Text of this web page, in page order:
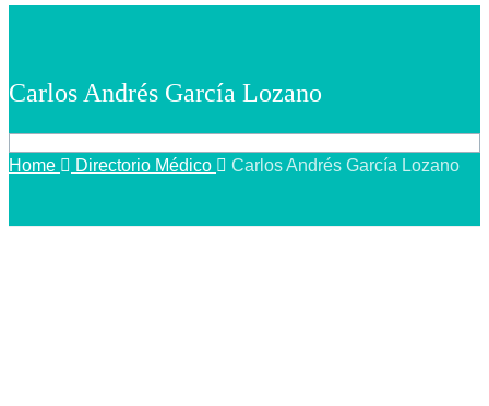
Carlos Andrés García Lozano
Home Directorio Médico Carlos Andrés García Lozano